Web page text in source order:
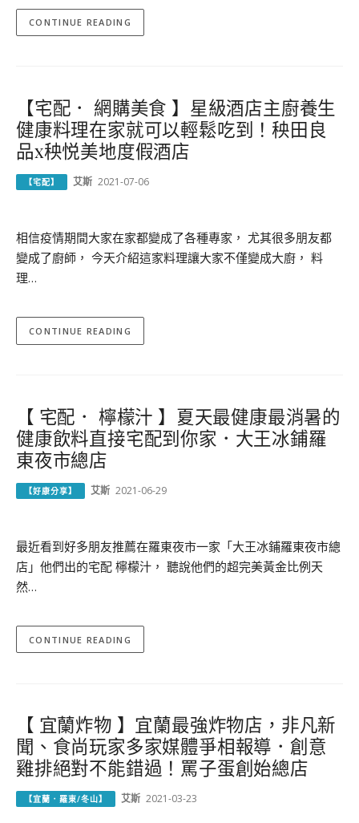
CONTINUE READING
【宅配． 網購美食 】星級酒店主廚養生
健康料理在家就可以輕鬆吃到！秧田良
品x秧悦美地度假酒店
【宅配】 艾斯 2021-07-06
相信疫情期間大家在家都變成了各種專家， 尤其很多朋友都
變成了廚師， 今天介紹這家料理讓大家不僅變成大廚， 料
理…
CONTINUE READING
【 宅配． 檸檬汁 】夏天最健康最消暑的
健康飲料直接宅配到你家．大王冰鋪羅
東夜市總店
【好康分享】 艾斯 2021-06-29
最近看到好多朋友推薦在羅東夜市一家「大王冰鋪羅東夜市總
店」他們出的宅配 檸檬汁， 聽說他們的超完美黃金比例天
然…
CONTINUE READING
【 宜蘭炸物 】宜蘭最強炸物店，非凡新
聞、食尚玩家多家媒體爭相報導．創意
雞排絕對不能錯過！罵子蛋創始總店
【宜蘭．羅東/冬山】 艾斯 2021-03-23